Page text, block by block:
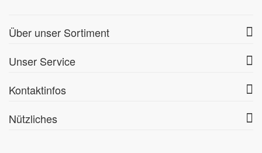
Über unser Sortiment
Unser Service
Kontaktinfos
Nützliches